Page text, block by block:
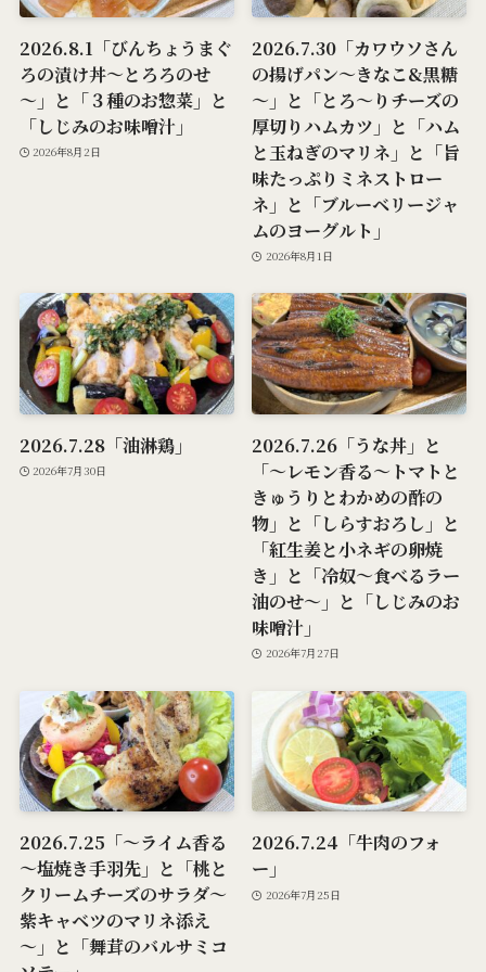
2026.8.1「びんちょうまぐ
ろの漬け丼～とろろのせ
～」と「３種のお惣菜」と
「しじみのお味噌汁」
2026年8月2日
2026.7.30「カワウソさん
の揚げパン～きなこ&黒糖
～」と「とろ～りチーズの
厚切りハムカツ」と「ハム
と玉ねぎのマリネ」と「旨
味たっぷりミネストロー
ネ」と「ブルーベリージャ
ムのヨーグルト」
2026年8月1日
2026.7.28「油淋鶏」
2026年7月30日
2026.7.26「うな丼」と
「～レモン香る～トマトと
きゅうりとわかめの酢の
物」と「しらすおろし」と
「紅生姜と小ネギの卵焼
き」と「冷奴～食べるラー
油のせ～」と「しじみのお
味噌汁」
2026年7月27日
2026.7.25「～ライム香る
～塩焼き手羽先」と「桃と
クリームチーズのサラダ～
紫キャベツのマリネ添え
～」と「舞茸のバルサミコ
2026.7.24「牛肉のフォ
ー」
2026年7月25日